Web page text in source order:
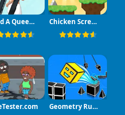
Build A Queen 2025 Chicken Scream Race
Geometry Rush 4D